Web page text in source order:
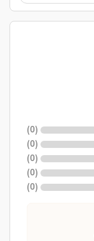
(
0
)
(
0
)
(
0
)
(
0
)
(
0
)